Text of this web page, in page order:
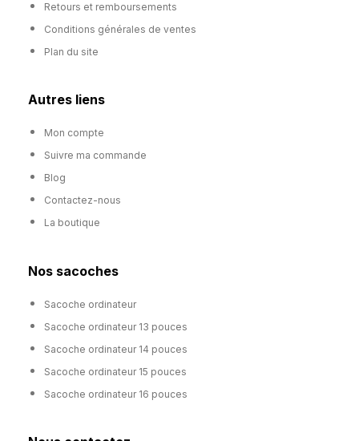
Retours et remboursements
Conditions générales de ventes
Plan du site
Autres liens
Mon compte
Suivre ma commande
Blog
Contactez-nous
La boutique
Nos sacoches
Sacoche ordinateur
Sacoche ordinateur 13 pouces
Sacoche ordinateur 14 pouces
Sacoche ordinateur 15 pouces
Sacoche ordinateur 16 pouces